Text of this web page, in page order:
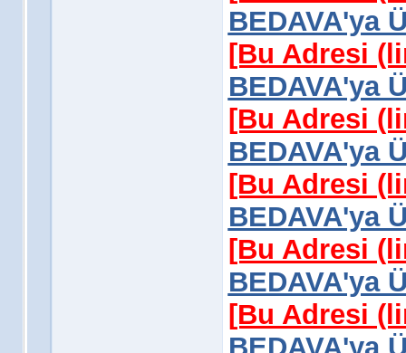
BEDAVA'ya
[Bu Adresi
BEDAVA'ya
[Bu Adresi
BEDAVA'ya
[Bu Adresi
BEDAVA'ya
[Bu Adresi
BEDAVA'ya
[Bu Adresi